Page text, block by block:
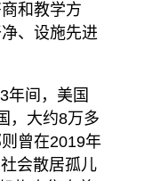
和教学方
、设施先进
年间，美国
，大约8万多
曾在2019年
会散居孤儿